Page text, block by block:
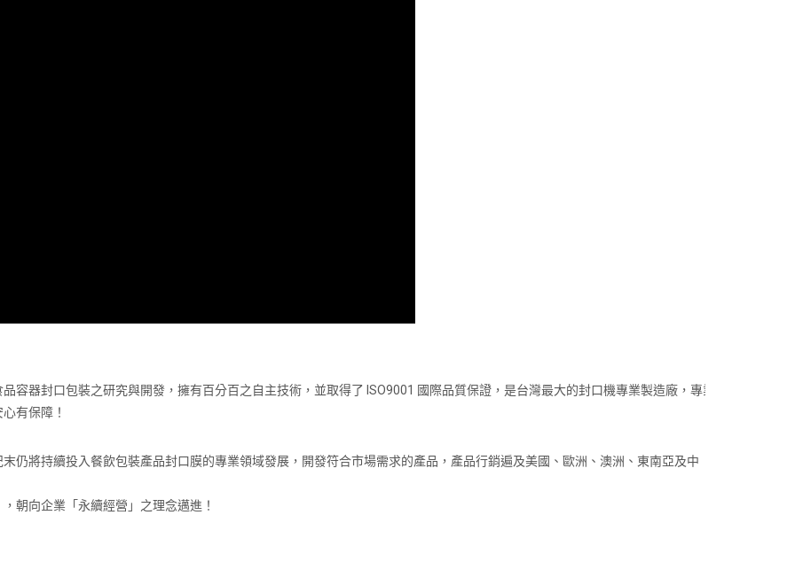
容器封口包裝之研究與開發，擁有百分百之自主技術，並取得了 ISO9001 國際品質保證，是台灣最大的封口機專業製造廠，專業
有保障！
仍將持續投入餐飲包裝產品封口膜的專業領域發展，開發符合市場需求的產品，產品行銷遍及美國、歐洲、澳洲、東南亞及中
朝向企業「永續經營」之理念邁進！